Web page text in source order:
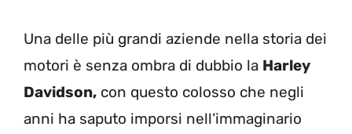
Una delle più grandi aziende nella storia dei
motori è senza ombra di dubbio la Harley
Davidson, con questo colosso che negli
anni ha saputo imporsi nell’immaginario